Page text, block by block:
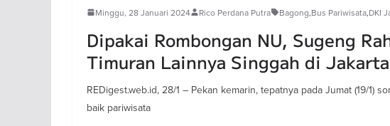
Minggu, 28 Januari 2024 Rico Perdana Putra Bagong,Bus Pariwisata,DKI
Dipakai Rombongan NU, Sugeng
Timuran Lainnya Singgah di Jakarta
REDigest.web.id, 28/1 – Pekan kemarin, tepatnya pada Jumat (19/1)
baik pariwisata